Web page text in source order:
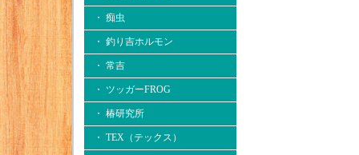
・ 痴虫
・ 釣り吉ホルモン
・ 常吉
・ ツッガーFROG
・ 椿研究所
・ TEX（テックス）